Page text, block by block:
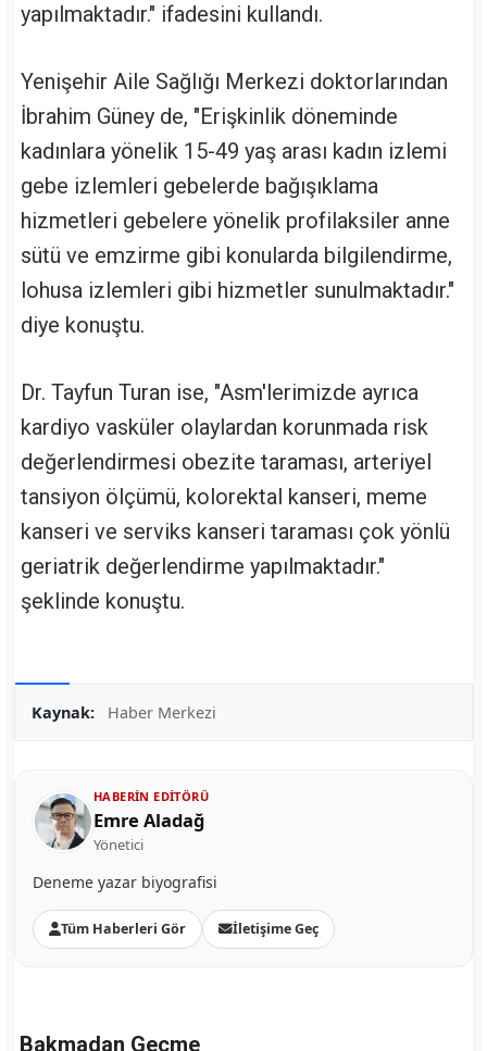
yapılmaktadır." ifadesini kullandı.
Yenişehir Aile Sağlığı Merkezi doktorlarından
İbrahim Güney de, "Erişkinlik döneminde
kadınlara yönelik 15-49 yaş arası kadın izlemi
gebe izlemleri gebelerde bağışıklama
hizmetleri gebelere yönelik profilaksiler anne
sütü ve emzirme gibi konularda bilgilendirme,
lohusa izlemleri gibi hizmetler sunulmaktadır."
diye konuştu.
Dr. Tayfun Turan ise, "Asm'lerimizde ayrıca
kardiyo vasküler olaylardan korunmada risk
değerlendirmesi obezite taraması, arteriyel
tansiyon ölçümü, kolorektal kanseri, meme
kanseri ve serviks kanseri taraması çok yönlü
geriatrik değerlendirme yapılmaktadır."
şeklinde konuştu.
Kaynak: Haber Merkezi
HABERIN EDITÖRÜ
Emre Aladağ
Yönetici
Deneme yazar biyografisi
Tüm Haberleri Gör İletişime Geç
Bakmadan Geçme